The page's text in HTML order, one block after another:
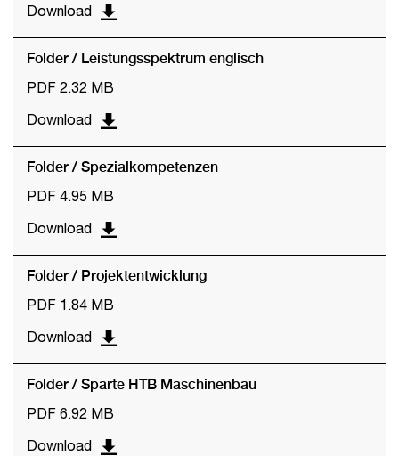
Download
Folder / Leistungsspektrum englisch
PDF 2.32 MB
Download
Folder / Spezialkompetenzen
PDF 4.95 MB
Download
Folder / Projektentwicklung
PDF 1.84 MB
Download
Folder / Sparte HTB Maschinenbau
PDF 6.92 MB
Download